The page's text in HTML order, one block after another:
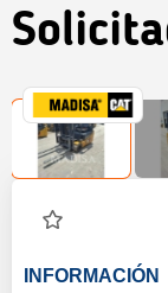
INFORMACIÓN